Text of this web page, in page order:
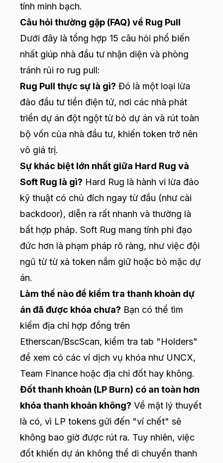
tính minh bạch.
Câu hỏi thường gặp (FAQ) về Rug Pull
Dưới đây là tổng hợp 15 câu hỏi phổ biến
nhất giúp nhà đầu tư nhận diện và phòng
tránh rủi ro rug pull:
Rug Pull thực sự là gì? Đó là một loại lừa
đảo đầu tư tiền điện tử, nơi các nhà phát
triển dự án đột ngột từ bỏ dự án và rút toàn
bộ vốn của nhà đầu tư, khiến token trở nên
vô giá trị.
Sự khác biệt lớn nhất giữa Hard Rug và
Soft Rug là gì? Hard Rug là hành vi lừa đảo
kỹ thuật có chủ đích ngay từ đầu (như cài
backdoor), diễn ra rất nhanh và thường là
bất hợp pháp. Soft Rug mang tính phi đạo
đức hơn là phạm pháp rõ ràng, như việc đội
ngũ từ từ xả token nắm giữ hoặc bỏ mặc dự
án.
Làm thế nào để kiểm tra thanh khoản dự
án đã được khóa chưa? Bạn có thể tìm
kiếm địa chỉ hợp đồng trên
Etherscan/BscScan, kiểm tra tab "Holders"
để xem có các ví dịch vụ khóa như UNCX,
Team Finance hoặc địa chỉ đốt hay không.
Đốt thanh khoản (LP Burn) có an toàn hơn
khóa thanh khoản không? Về mặt lý thuyết
là có, vì LP tokens gửi đến "ví chết" sẽ
không bao giờ được rút ra. Tuy nhiên, việc
đốt khiến dự án không thể di chuyển thanh